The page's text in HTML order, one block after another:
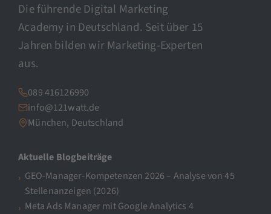
Die führende Digital Marketing
Academy in Deutschland. Seit über 15
Jahren bilden wir Marketing-Experten
aus.
089 416126990
info@121watt.de
München, Deutschland
Aktuelle Blogbeiträge
GEO-Manager-Kompetenzen 2026 – Analyse von 45
Stellenanzeigen (2026)
Meta Ads Manager mit Google Analytics 4